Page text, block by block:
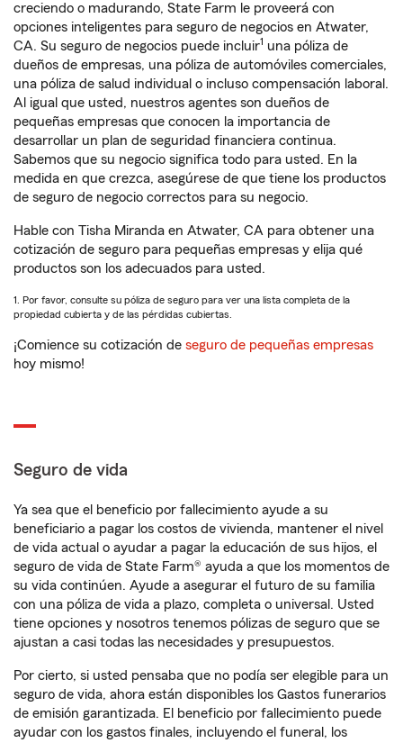
creciendo o madurando, State Farm le proveerá con
opciones inteligentes para seguro de negocios en Atwater,
CA. Su seguro de negocios puede incluir1 una póliza de
dueños de empresas, una póliza de automóviles comerciales,
una póliza de salud individual o incluso compensación laboral.
Al igual que usted, nuestros agentes son dueños de
pequeñas empresas que conocen la importancia de
desarrollar un plan de seguridad financiera continua.
Sabemos que su negocio significa todo para usted. En la
medida en que crezca, asegúrese de que tiene los productos
de seguro de negocio correctos para su negocio.
Hable con Tisha Miranda en Atwater, CA para obtener una
cotización de seguro para pequeñas empresas y elija qué
productos son los adecuados para usted.
1. Por favor, consulte su póliza de seguro para ver una lista completa de la
propiedad cubierta y de las pérdidas cubiertas.
¡Comience su cotización de seguro de pequeñas empresas
hoy mismo!
Seguro de vida
Ya sea que el beneficio por fallecimiento ayude a su
beneficiario a pagar los costos de vivienda, mantener el nivel
de vida actual o ayudar a pagar la educación de sus hijos, el
seguro de vida de State Farm® ayuda a que los momentos de
su vida continúen. Ayude a asegurar el futuro de su familia
con una póliza de vida a plazo, completa o universal. Usted
tiene opciones y nosotros tenemos pólizas de seguro que se
ajustan a casi todas las necesidades y presupuestos.
Por cierto, si usted pensaba que no podía ser elegible para un
seguro de vida, ahora están disponibles los Gastos funerarios
de emisión garantizada. El beneficio por fallecimiento puede
ayudar con los gastos finales, incluyendo el funeral, los